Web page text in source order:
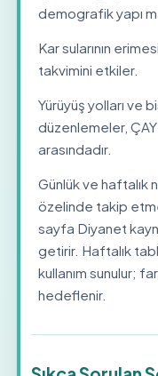
demografik yapı
Kar sularının
takvimini etkiler.
Yürüyüş yolları ve
düzenlemeler,
arasındadır.
Günlük ve haftalık
özelinde takip
sayfa Diyanet
getirir. Haftalık
kullanım sunulur;
hedeflenir.